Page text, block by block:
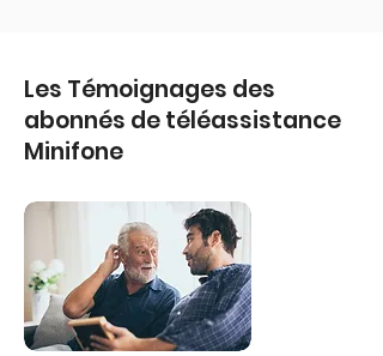
Les Témoignages des
abonnés de téléassistance
Minifone